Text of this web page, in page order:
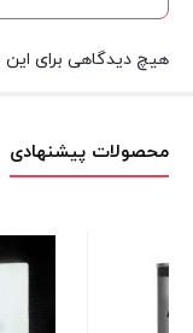
هیچ دیدگاهی برای
محصولات پیشنهادی